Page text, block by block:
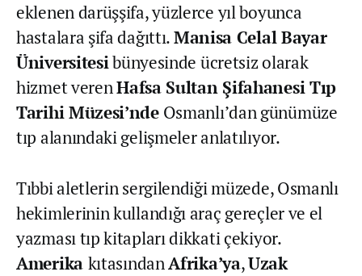
eklenen darüşşifa, yüzlerce yıl boyunca
hastalara şifa dağıttı.Manisa Celal Bayar
Üniversitesibünyesinde ücretsiz olarak
hizmet verenHafsa Sultan Şifahanesi Tıp
Tarihi Müzesi’ndeOsmanlı’dan günümüze
tıp alanındaki gelişmeler anlatılıyor.
Tıbbi aletlerin sergilendiği müzede, Osmanlı
hekimlerinin kullandığı araç gereçler ve el
yazması tıp kitapları dikkati çekiyor.
Amerika kıtasındanAfrika’ya,Uzak